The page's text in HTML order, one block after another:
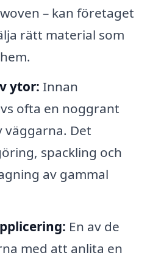
– kan företaget
rätt material som
ytor: Innan
ofta en noggrant
väggarna. Det
spackling och
av gammal
En av de
med att anlita en